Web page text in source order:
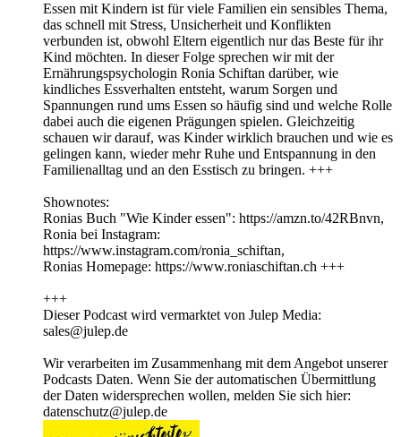
Essen mit Kindern ist für viele Familien ein sensibles Thema,
das schnell mit Stress, Unsicherheit und Konflikten
verbunden ist, obwohl Eltern eigentlich nur das Beste für ihr
Kind möchten. In dieser Folge sprechen wir mit der
Ernährungspsychologin Ronia Schiftan darüber, wie
kindliches Essverhalten entsteht, warum Sorgen und
Spannungen rund ums Essen so häufig sind und welche Rolle
dabei auch die eigenen Prägungen spielen. Gleichzeitig
schauen wir darauf, was Kinder wirklich brauchen und wie es
gelingen kann, wieder mehr Ruhe und Entspannung in den
Familienalltag und an den Esstisch zu bringen. +++
Shownotes:
Ronias Buch "Wie Kinder essen": https://amzn.to/42RBnvn,
Ronia bei Instagram:
https://www.instagram.com/ronia_schiftan,
Ronias Homepage: https://www.roniaschiftan.ch +++
+++
Dieser Podcast wird vermarktet von Julep Media:
sales@julep.de
Wir verarbeiten im Zusammenhang mit dem Angebot unserer
Podcasts Daten. Wenn Sie der automatischen Übermittlung
der Daten widersprechen wollen, melden Sie sich hier:
datenschutz@julep.de